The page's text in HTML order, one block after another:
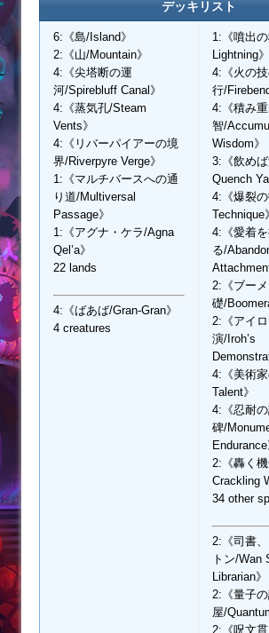
デッキリスト
6:《島/Island》
2:《山/Mountain》
4:《尖塔断の運
河/Spirebluff Canal》
4:《蒸気孔/Steam
Vents》
4:《リバーパイアーの境
界/Riverpyre Verge》
1:《マルチバースへの通
り道/Multiversal
Passage》
1:《アグナ・ケラ/Agna
Qel’a》
22 lands
4:《ばあば/Gran-Gran》
4 creatures
1:《噴出
Lightning》
4:《火の
行/
4:《積み
智/
Wisdom》
3:《飲めば
Quench
4:《爆裂
Technique》
4:《愛着
る/
2:《ブー
礎/
2:《アイ
演/Iroh’s
4:《美術
Talent》
4:《忍耐
碑/
Endurance
2:《轟く機
Crackling
34 other
2:《司書
トン/Wan
Librarian》
2:《量子
屋/
2:《呪文貫